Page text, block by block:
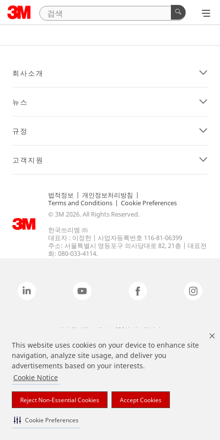
This website uses cookies on your device to enhance site
navigation, analyze site usage, and deliver you
advertisements based on your interests.
Cookie Notice
Reject Non-Essential Cookies Accept Cookies
Cookie Preferences
회사소개
뉴스
규정
고객지원
법적정보 | 개인정보처리방침 |
Terms and Conditions | Cookie Preferences
© 3M 2026. All Rights Reserved.
한국쓰리엠 ㈜
대표자 : 이정한 | 사업자등록번호 116-81-06399
주소: 서울특별시 영등포구 의사당대로 82, 21층 | 대표전
화: 080-033-4114.
상기 열거된 브랜드는 3M의 상표입니다.